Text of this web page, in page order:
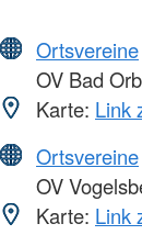
Ortsvereine
OV Bad Orb
Karte: Link
Ortsvereine
OV
Karte: Link